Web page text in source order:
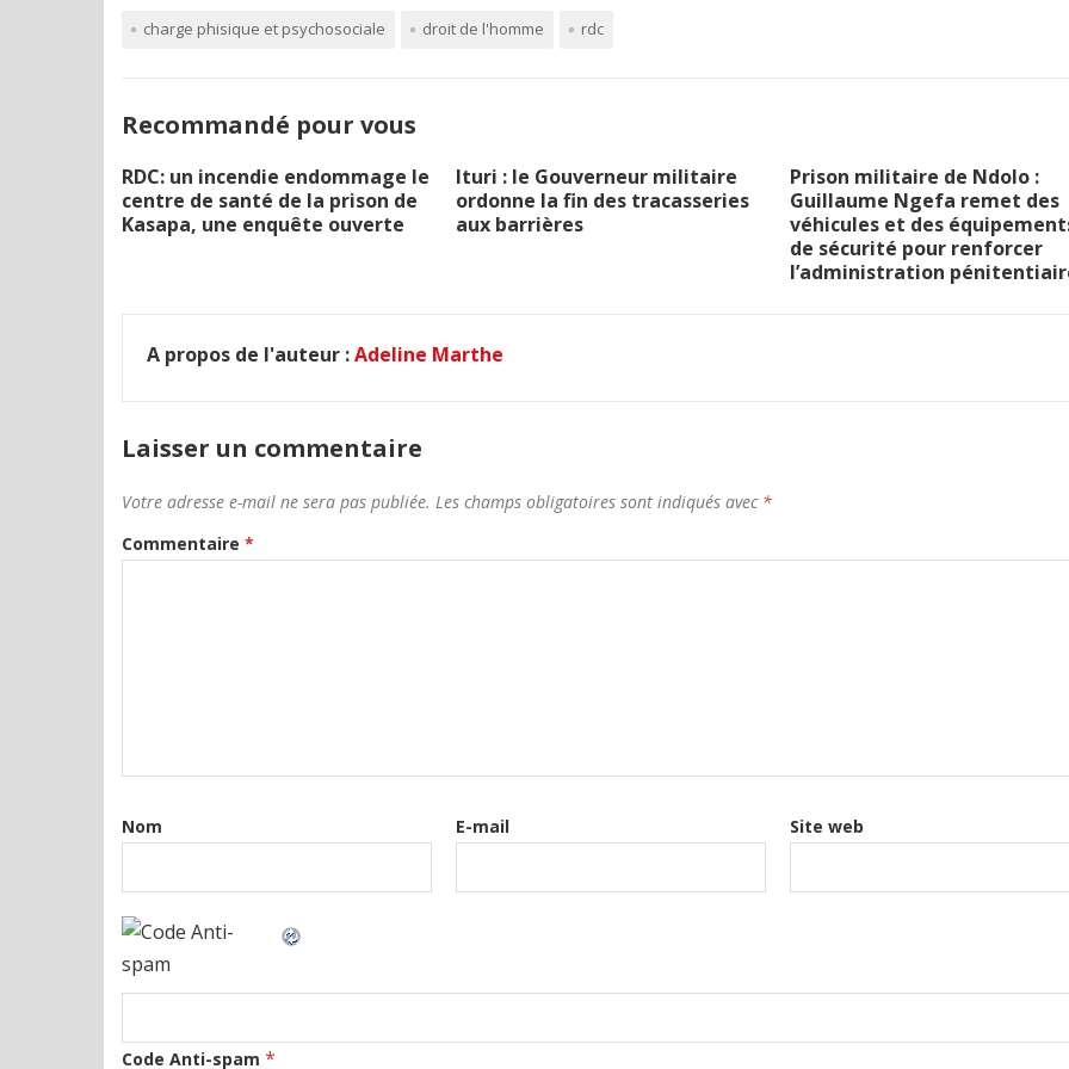
charge phisique et psychosociale droit de l'homme rdc
Recommandé pour vous
RDC: un incendie endommage le
centre de santé de la prison de
Kasapa, une enquête ouverte
Ituri : le Gouverneur militaire
ordonne la fin des tracasseries
aux barrières
Prison militaire de Ndolo :
Guillaume Ngefa remet des
véhicules et des
de sécurité pour renforcer
l’administration
A propos de l'auteur :Adeline Marthe
Laisser un commentaire
Votre adresse e-mail ne sera pas publiée. Les champs obligatoires sont indiqués avec *
Commentaire *
Nom E-mail Site web
Code Anti-spam *